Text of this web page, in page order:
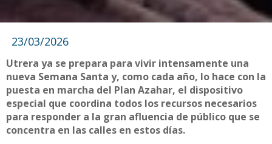
23/03/2026
Utrera ya se prepara para vivir intensamente una
nueva Semana Santa y, como cada año, lo hace con la
puesta en marcha del Plan Azahar, el dispositivo
especial que coordina todos los recursos necesarios
para responder a la gran afluencia de público que se
concentra en las calles en estos días.